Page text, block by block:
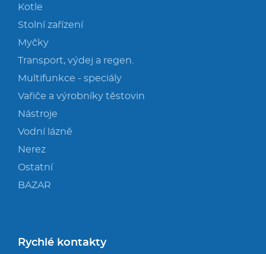
Kotle
Stolní zařízení
Myčky
Transport, výdej a regen.
Multifunkce - speciály
Vařiče a výrobníky těstovin
Nástroje
Vodní lázně
Nerez
Ostatní
BAZAR
Rychlé kontakty